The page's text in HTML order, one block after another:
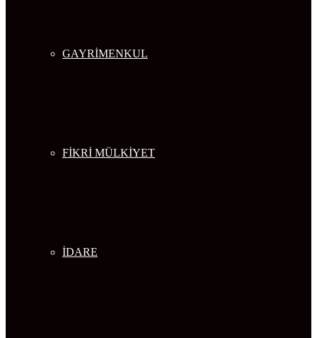
GAYRİMENKUL
FİKRİ MÜLKİYET
İDARE